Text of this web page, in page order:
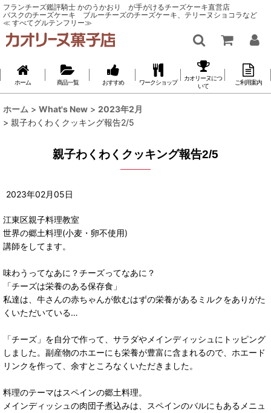
フランチーズ鑑評騎士 かのうかおり が手がけるチーズケーキ直営店
バスクのチーズケーキ ブルーチーズのチーズケーキ、テリーヌショコラなど
≪ すべてグルテンフリー≫
ホーム 商品一覧 おすすめ ワークショップ
カオリーヌにつ
いて
ご利用案内
ホーム > What's New > 2023年2月
> 親子わくわくクッキング報告2/5
親子わくわくクッキング報告2/5
2023年02月05日
江東区親子料理教室
世界の郷土料理(小麦・卵不使用)
講師をしてます。
味わうってなあに？チーズってなあに？
「チーズは栄養のある保存食」
私達は、牛さんの赤ちゃんが飲むはずの栄養があるミルクをありがた
くいただいている…
「チーズ」を自分で作って、サラダやメインディッシュにトッピング
しました。副産物のホエーにも栄養が豊富に含まれるので、ホエード
リンクを作って、余すところなくいただきました。
料理のテーマはスペインの郷土料理。
メインディッシュの肉団子煮込みは、スペインのバルにもあるメニュ